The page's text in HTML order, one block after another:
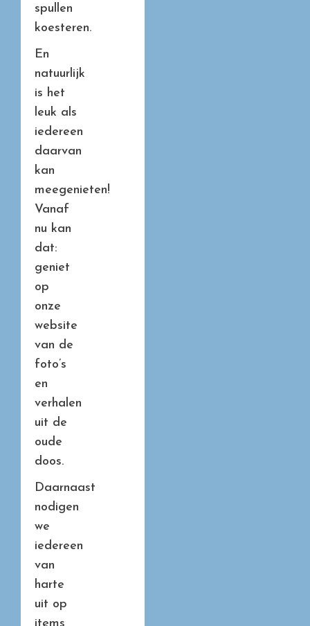
spullen
koesteren.
En
natuurlijk
is het
leuk als
iedereen
daarvan
kan
meegenieten!
Vanaf
nu kan
dat:
geniet
op
onze
website
van de
foto’s
en
verhalen
uit de
oude
doos.
Daarnaast
nodigen
we
iedereen
van
harte
uit op